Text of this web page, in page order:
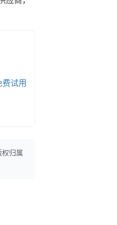
费试用
权归属